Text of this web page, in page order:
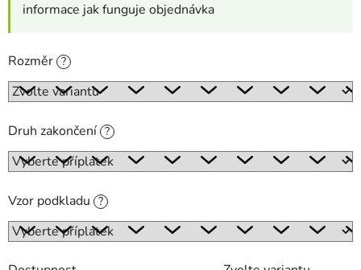
informace jak funguje objednávka
Rozměr ?
Druh zakončení ?
Vzor podkladu ?